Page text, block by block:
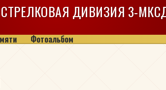
ДИВИЗИЯ 3-
Фотоальбом